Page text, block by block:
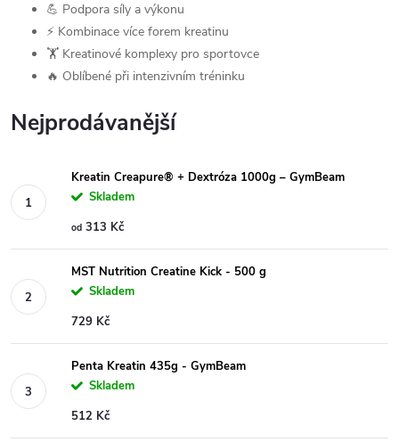
💪 Podpora síly a výkonu
⚡ Kombinace více forem kreatinu
🏋️ Kreatinové komplexy pro sportovce
🔥 Oblíbené při intenzivním tréninku
Nejprodávanější
Kreatin Creapure® + Dextróza 1000g – GymBeam
Skladem
od 313 Kč
MST Nutrition Creatine Kick - 500 g
Skladem
729 Kč
Penta Kreatin 435g - GymBeam
Skladem
512 Kč